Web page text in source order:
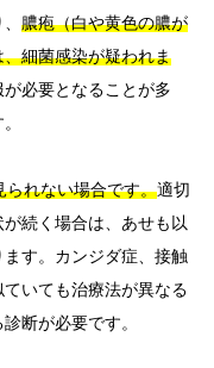
膿疱（白や黄色の膿が
細菌感染が疑われま
必要となることが多
られない場合です。適切
続く場合は、あせも以
す。カンジダ症、接触
いても治療法が異なる
断が必要です。